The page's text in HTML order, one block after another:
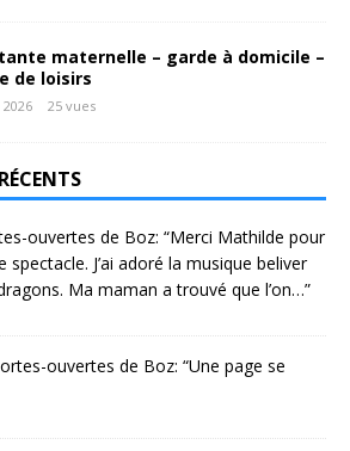
maternelle – garde à domicile –
de loisirs
25 vues
ouvertes de Boz: “Merci Mathilde pour
spectacle. J’ai adoré la musique beliver
Ma maman a trouvé que l’on…”
ouvertes de Boz: “Une page se